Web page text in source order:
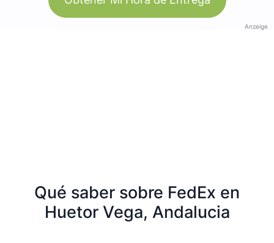
Anzeige
Qué saber sobre FedEx en
Huetor Vega, Andalucia